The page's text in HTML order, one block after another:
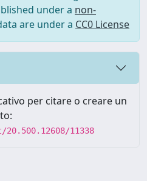
under a non-
are under a CC0 License
per citare o creare un
11338